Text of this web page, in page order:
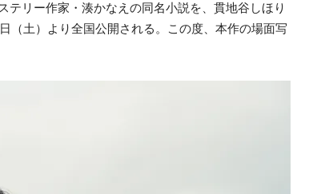
テリー作家・湊かなえの同名小説を、貫地谷しほり
（土）より全国公開される。この度、本作の場面写